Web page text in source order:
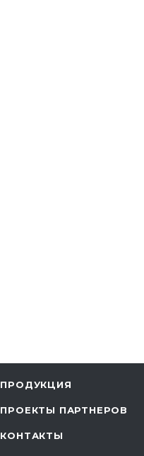
ПРОДУКЦИЯ
ПРОЕКТЫ ПАРТНЕРОВ
КОНТАКТЫ